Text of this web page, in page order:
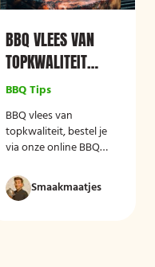
BBQ VLEES VAN
TOPKWALITEIT
REGELEN?
BBQ Tips
BBQ vlees van
topkwaliteit, bestel je
via onze online BBQ
manier om van de
beste kwaliteit vlees te
Smaakmaatjes